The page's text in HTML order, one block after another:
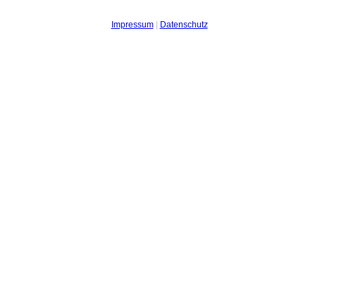
Impressum| Datenschutz